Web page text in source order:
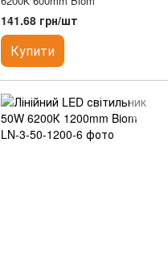
141.68 грн/шт
Купити